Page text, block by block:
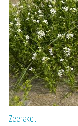
Zeeraket